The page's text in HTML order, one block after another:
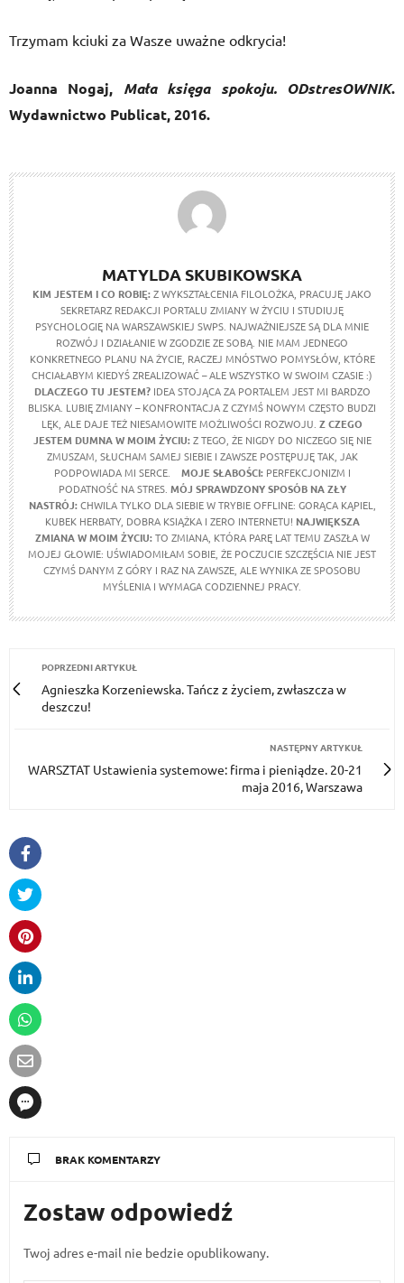
Trzymam kciuki za Wasze uważne odkrycia!
Joanna Nogaj, Mała księga spokoju. ODstresOWNIK.
Wydawnictwo Publicat, 2016.
MATYLDA SKUBIKOWSKA
KIM JESTEM I CO ROBIĘ:Z WYKSZTAŁCENIA FILOLOŻKA, PRACUJĘ JAKO
SEKRETARZ REDAKCJI PORTALU ZMIANY W ŻYCIU I STUDIUJĘ
PSYCHOLOGIĘ NA WARSZAWSKIEJ SWPS. NAJWAŻNIEJSZE SĄ DLA MNIE
ROZWÓJ I DZIAŁANIE W ZGODZIE ZE SOBĄ. NIE MAM JEDNEGO
KONKRETNEGO PLANU NA ŻYCIE, RACZEJ MNÓSTWO POMYSŁÓW, KTÓRE
CHCIAŁABYM KIEDYŚ ZREALIZOWAĆ – ALE WSZYSTKO W SWOIM CZASIE :)
DLACZEGO TU JESTEM? IDEA STOJĄCA ZA PORTALEM JEST MI BARDZO
BLISKA. LUBIĘ ZMIANY – KONFRONTACJA Z CZYMŚ NOWYM CZĘSTO BUDZI
LĘK, ALE DAJE TEŻ NIESAMOWITE MOŻLIWOŚCI ROZWOJU. Z CZEGO
JESTEM DUMNA W MOIM ŻYCIU: Z TEGO, ŻE NIGDY DO NICZEGO SIĘ NIE
ZMUSZAM, SŁUCHAM SAMEJ SIEBIE I ZAWSZE POSTĘPUJĘ TAK, JAK
PODPOWIADA MI SERCE. MOJE SŁABOŚCI: PERFEKCJONIZM I
PODATNOŚĆ NA STRES. MÓJ SPRAWDZONY SPOSÓB NA ZŁY
NASTRÓJ: CHWILA TYLKO DLA SIEBIE W TRYBIE OFFLINE: GORĄCA KĄPIEL,
KUBEK HERBATY, DOBRA KSIĄŻKA I ZERO INTERNETU! NAJWIĘKSZA
ZMIANA W MOIM ŻYCIU: TO ZMIANA, KTÓRA PARĘ LAT TEMU ZASZŁA W
MOJEJ GŁOWIE: UŚWIADOMIŁAM SOBIE, ŻE POCZUCIE SZCZĘŚCIA NIE JEST
CZYMŚ DANYM Z GÓRY I RAZ NA ZAWSZE, ALE WYNIKA ZE SPOSOBU
MYŚLENIA I WYMAGA CODZIENNEJ PRACY.
POPRZEDNI ARTYKUŁ
Agnieszka Korzeniewska. Tańcz z życiem, zwłaszcza w
deszczu!
NASTĘPNY ARTYKUŁ
WARSZTAT Ustawienia systemowe: firma i pieniądze. 20-21
maja 2016, Warszawa
BRAK KOMENTARZY
Zostaw odpowiedź
Twoj adres e-mail nie bedzie opublikowany.